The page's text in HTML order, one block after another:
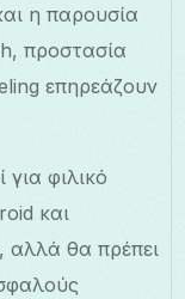
η παρουσία
προστασία
επηρεάζουν
φιλικό
και
αλλά θα πρέπει